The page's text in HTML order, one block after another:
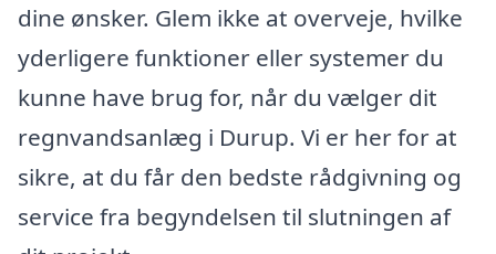
dine ønsker. Glem ikke at overveje, hvilke
yderligere funktioner eller systemer du
kunne have brug for, når du vælger dit
regnvandsanlæg i Durup. Vi er her for at
sikre, at du får den bedste rådgivning og
service fra begyndelsen til slutningen af